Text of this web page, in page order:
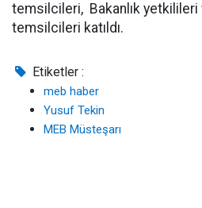
temsilcileri, Bakanlık
temsilcileri katıldı.
Etiketler :
meb haber
Yusuf Tekin
MEB Müsteşarı